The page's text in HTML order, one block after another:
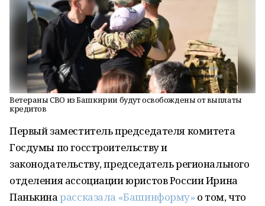
Ветераны СВО из Башкирии будут освобождены от выплаты
кредитов
Первый заместитель председателя комитета
Госдумы по госстроительству и
законодательству, председатель регионального
отделения ассоциации юристов России Ирина
Панькинарассказала «Башинформу» о том, что